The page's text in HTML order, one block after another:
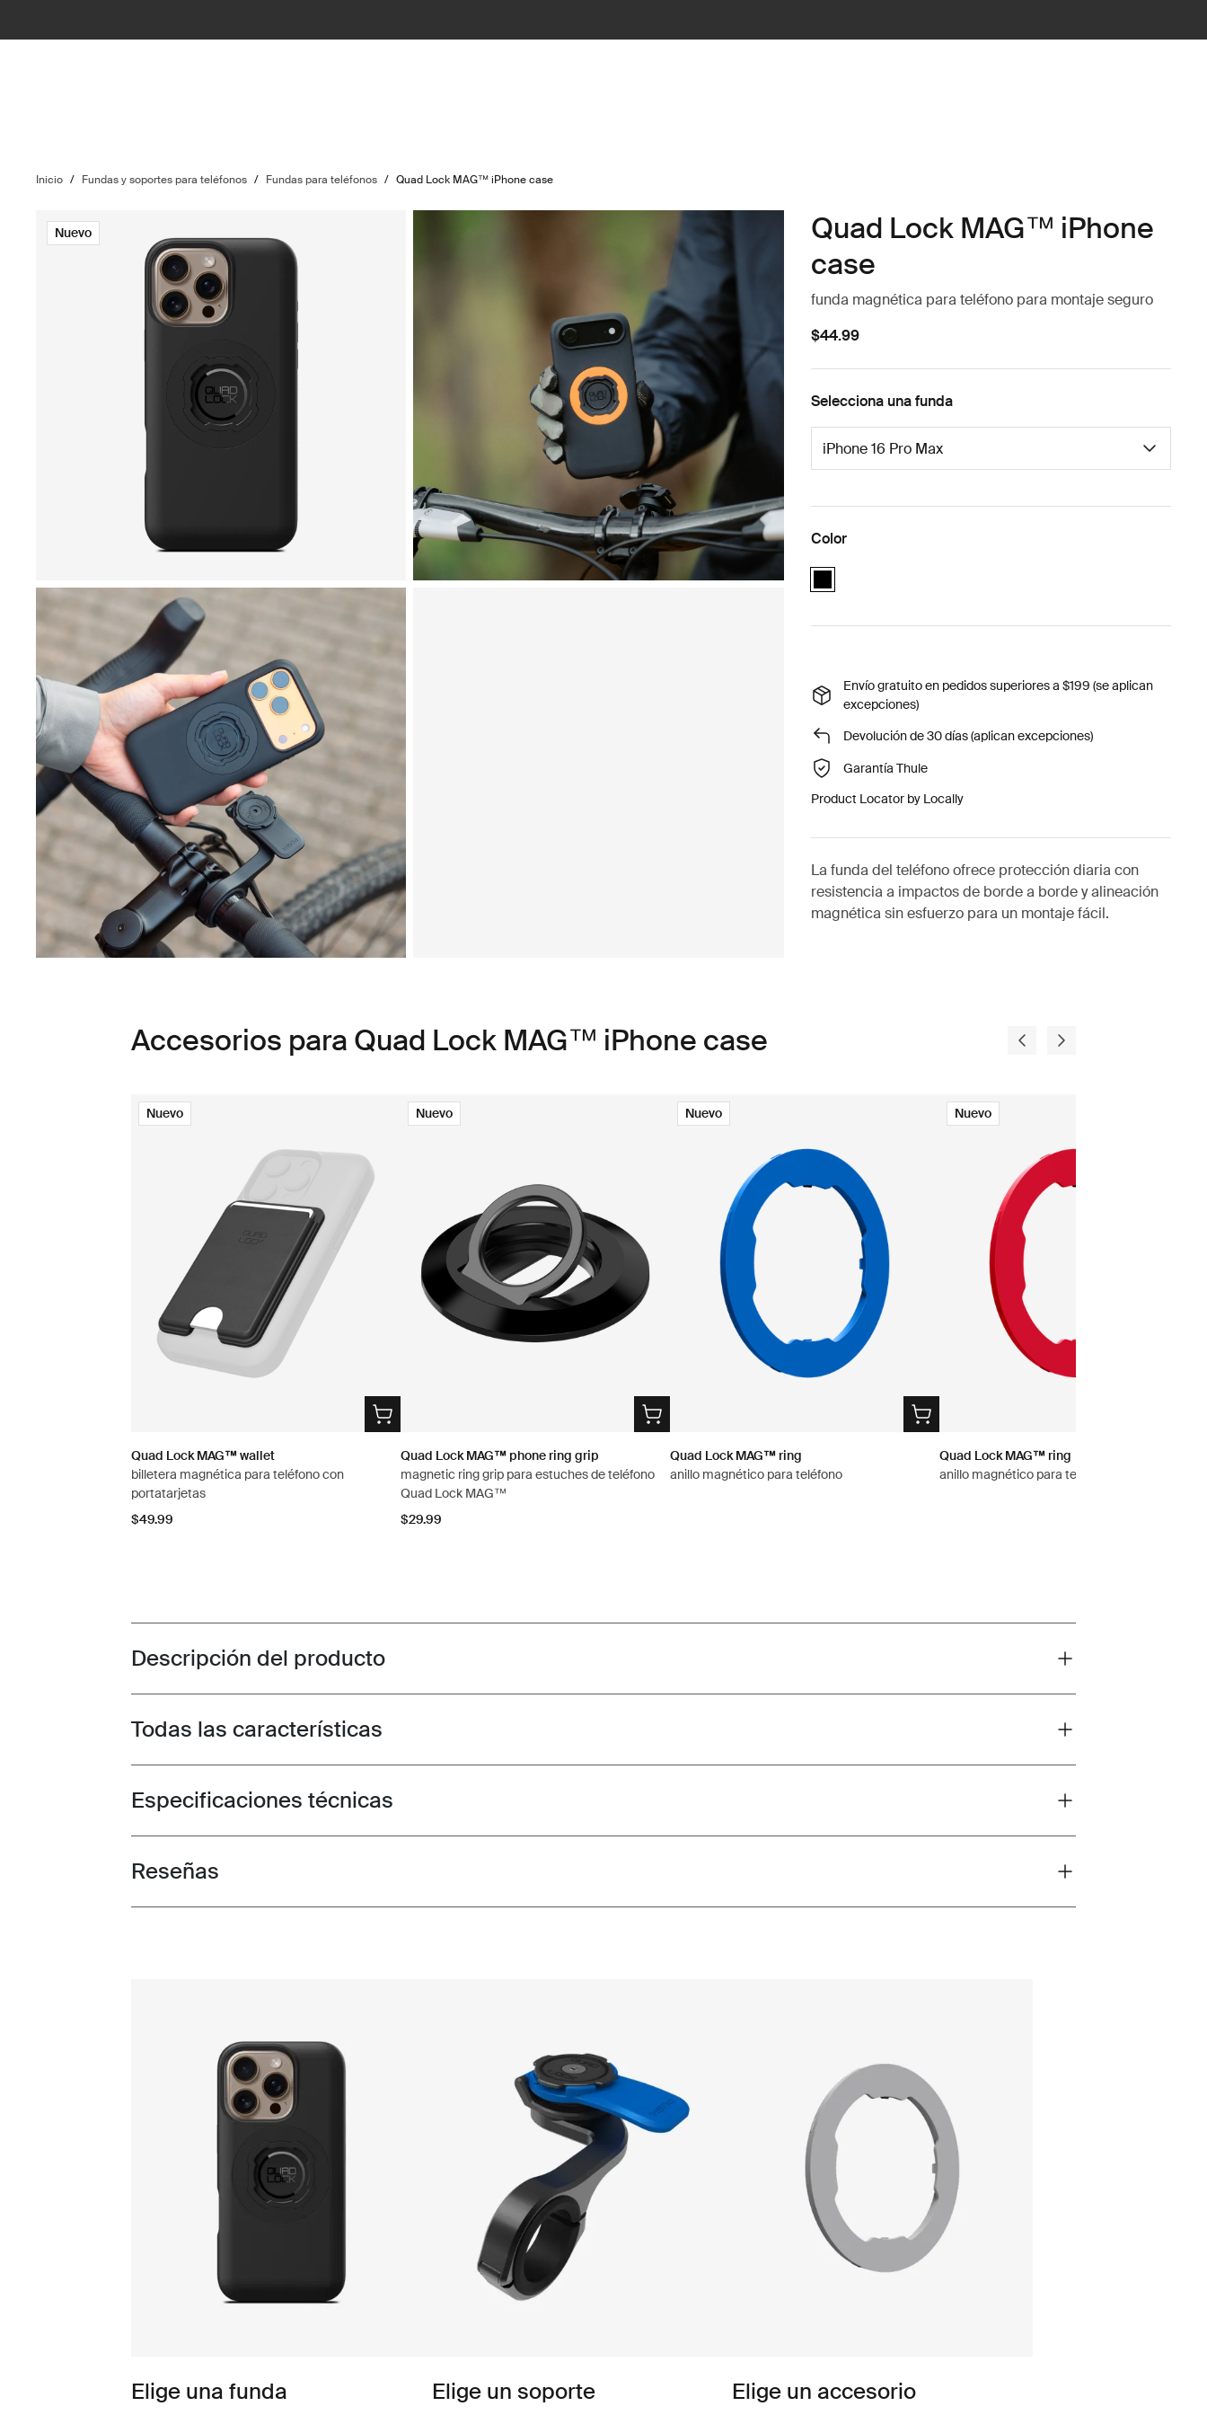
Inicio / Fundas y soportes para teléfonos / Fundas para teléfonos / Quad Lock MAG™ iPhone case
Nuevo
Quad Lock MAG™ iPhone
case
funda magnética para teléfono para montaje seguro
$44.99
Selecciona una funda
Color
Envío gratuito en pedidos superiores a $199 (se aplican
excepciones)
Devolución de 30 días (aplican excepciones)
Garantía Thule
Product Locator by Locally
La funda del teléfono ofrece protección diaria con
resistencia a impactos de borde a borde y alineación
magnética sin esfuerzo para un montaje fácil.
Accesorios para Quad Lock MAG™ iPhone case
Nuevo
Quad Lock MAG™ wallet
billetera magnética para teléfono con
portatarjetas
$49.99
Nuevo
Quad Lock MAG™ phone ring grip
magnetic ring grip para estuches de teléfono
Quad Lock MAG™
$29.99
Nuevo
Quad Lock MAG™ ring
anillo magnético para teléfono
Nuevo
Quad Lock MAG™ ring
anillo magnético para teléfono
Toggle overview
Descripción del producto
Toggle features
Todas las características
Toggle techspec
Especificaciones técnicas
Toggle overview
Reseñas
Elige una funda Elige un soporte Elige un accesorio